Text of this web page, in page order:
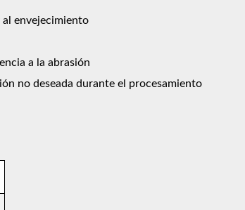
al envejecimiento
a la abrasión
no deseada durante el procesamiento